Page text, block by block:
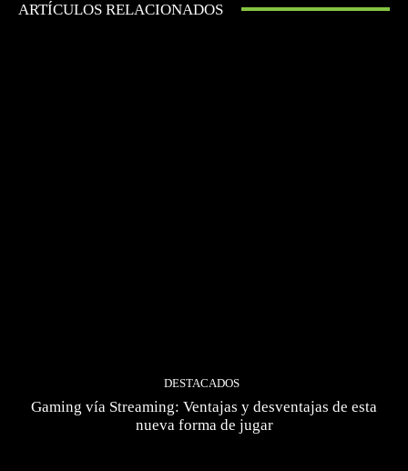
ARTÍCULOS RELACIONADOS
DESTACADOS
Gaming vía Streaming: Ventajas y desventajas de esta
nueva forma de jugar